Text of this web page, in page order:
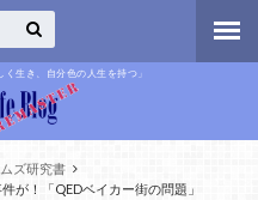
生き、自分色の人生を持つ」
ズ研究書
が！「QEDベイカー街の問題」